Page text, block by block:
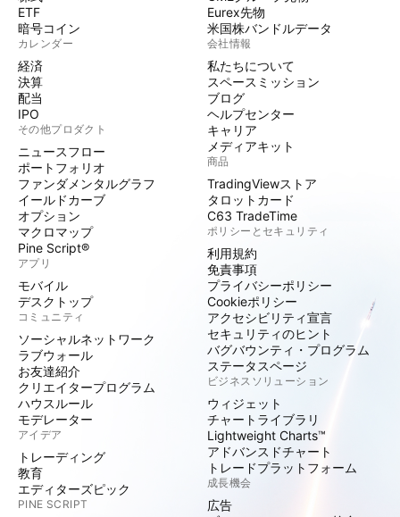
ETF
暗号コイン
カレンダー
経済
決算
配当
IPO
その他プロダクト
ニュースフロー
ポートフォリオ
ファンダメンタルグラフ
イールドカーブ
オプション
マクロマップ
Pine Script®
アプリ
モバイル
デスクトップ
コミュニティ
ソーシャルネットワーク
ラブウォール
お友達紹介
クリエイタープログラム
ハウスルール
モデレーター
アイデア
トレーディング
教育
エディターズピック
PINE SCRIPT
Eurex先物
米国株バンドルデータ
会社情報
私たちについて
スペースミッション
ブログ
ヘルプセンター
キャリア
メディアキット
商品
TradingViewストア
タロットカード
C63 TradeTime
ポリシーとセキュリティ
利用規約
免責事項
プライバシーポリシー
Cookieポリシー
アクセシビリティ宣言
セキュリティのヒント
バグバウンティ・プログラム
ステータスページ
ビジネスソリューション
ウィジェット
チャートライブラリ
Lightweight Charts™
アドバンスドチャート
トレードプラットフォーム
成長機会
広告